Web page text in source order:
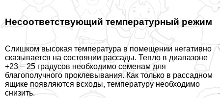
Несоответствующий температурный режим
Слишком высокая температура в помещении негативно
сказывается на состоянии рассады. Тепло в диапазоне
+23 – 25 градусов необходимо семенам для
благополучного проклевывания. Как только в рассадном
ящике появляются всходы, температуру необходимо
снизить.